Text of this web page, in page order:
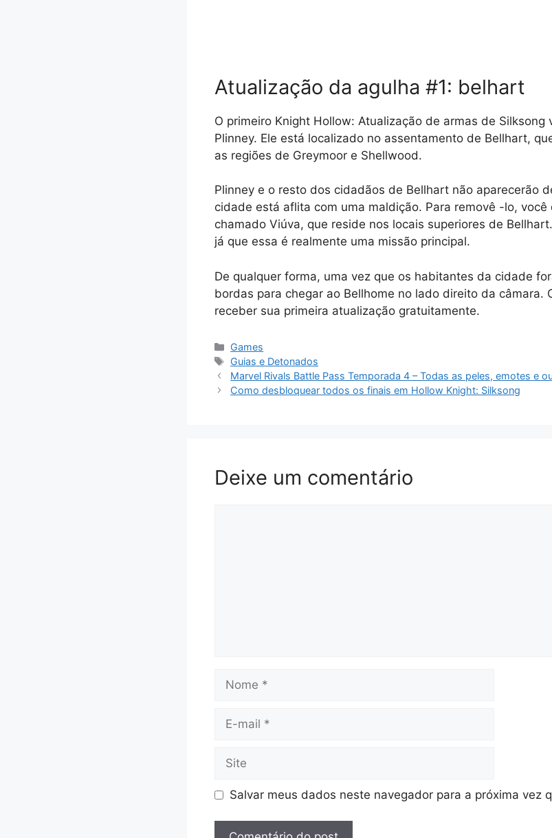
Atualização da agulha #1: belhart
O primeiro Knight Hollow: Atualização de armas de Silksong
Plinney. Ele está localizado no assentamento de Bellhart,
as regiões de Greymoor e Shellwood.
Plinney e o resto dos cidadãos de Bellhart não aparecerão
cidade está aflita com uma maldição. Para removê -lo,
chamado Viúva, que reside nos locais superiores de
já que essa é realmente uma missão principal.
De qualquer forma, uma vez que os habitantes da cidade
bordas para chegar ao Bellhome no lado direito da câmara.
receber sua primeira atualização gratuitamente.
Categorias
Games
Tags
Guias e Detonados
Marvel Rivals Battle Pass Temporada 4 – Todas as peles, emotes e
Como desbloquear todos os finais em Hollow Knight: Silksong
Deixe um comentário
mail
Salvar meus dados neste navegador para a próxima vez